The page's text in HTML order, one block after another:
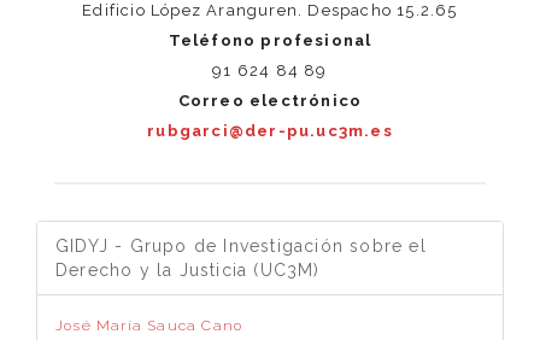
Edificio López Aranguren. Despacho 15.2.65
Teléfono profesional
91 624 84 89
Correo electrónico
rubgarci@der-pu.uc3m.es
GIDYJ - Grupo de Investigación sobre el
Derecho y la Justicia (UC3M)
José María Sauca Cano